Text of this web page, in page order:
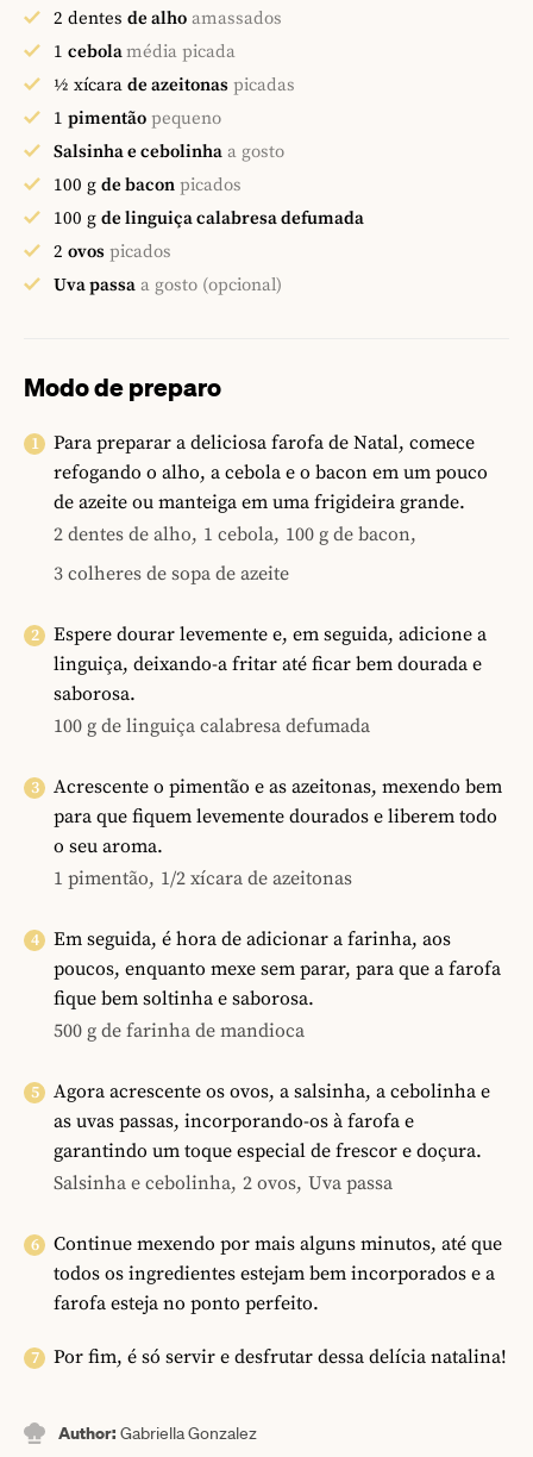
2 dentes de alho amassados
1 cebolamédia picada
½ xícara de azeitonas picadas
1 pimentão pequeno
Salsinha e cebolinha a gosto
100 g de bacon picados
100 g de linguiça calabresa defumada
2 ovos picados
Uva passa a gosto (opcional)
Modo de preparo
Para preparar a deliciosa farofa de Natal, comece
refogando o alho, a cebola e o bacon em um pouco
de azeite ou manteiga em uma frigideira grande.
2 dentes de alho, 1 cebola, 100 g de bacon,
3 colheres de sopa de azeite
Espere dourar levemente e, em seguida, adicione a
linguiça, deixando-a fritar até ficar bem dourada e
saborosa.
100 g de linguiça calabresa defumada
Acrescente o pimentão e as azeitonas, mexendo bem
para que fiquem levemente dourados e liberem todo
o seu aroma.
1 pimentão, 1/2 xícara de azeitonas
Em seguida, é hora de adicionar a farinha, aos
poucos, enquanto mexe sem parar, para que a farofa
fique bem soltinha e saborosa.
500 g de farinha de mandioca
Agora acrescente os ovos, a salsinha, a cebolinha e
as uvas passas, incorporando-os à farofa e
garantindo um toque especial de frescor e doçura.
Salsinha e cebolinha, 2 ovos, Uva passa
Continue mexendo por mais alguns minutos, até que
todos os ingredientes estejam bem incorporados e a
farofa esteja no ponto perfeito.
Por fim, é só servir e desfrutar dessa delícia natalina!
Author:Gabriella Gonzalez